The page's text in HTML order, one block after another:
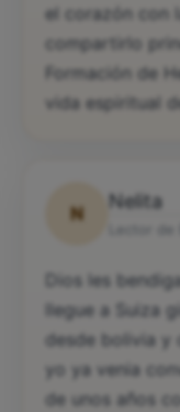
el corazón con
compartirlo
Formación de
vida espiritual
N
Nelita
Dios les
llegue a Suiza
desde bolivia y
yo ya venia
de unos años